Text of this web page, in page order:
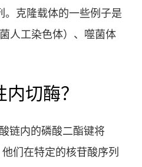
。克隆载体的一些例子是
人工染色体）、噬菌体
切酶？
链内的磷酸二酯键将
们在特定的核苷酸序列